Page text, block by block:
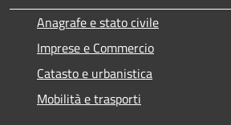
Anagrafe e stato civile
Imprese e Commercio
Catasto e urbanistica
Mobilità e trasporti